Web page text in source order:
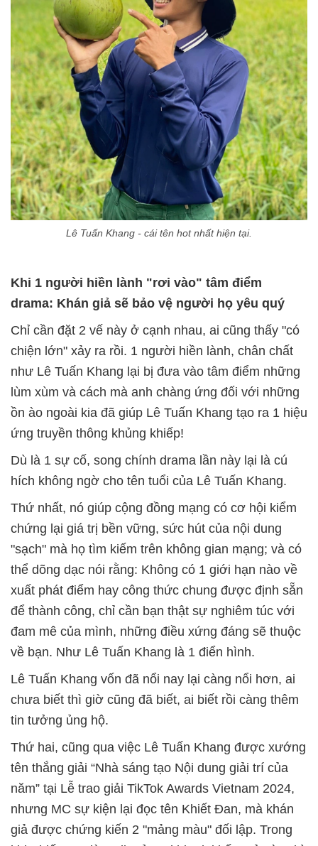
Lê Tuấn Khang - cái tên hot nhất hiện tại.
Khi 1 người hiền lành "rơi vào" tâm điểm
drama: Khán giả sẽ bảo vệ người họ yêu quý
Chỉ cần đặt 2 vế này ở cạnh nhau, ai cũng thấy "có
chiện lớn" xảy ra rồi. 1 người hiền lành, chân chất
như Lê Tuấn Khang lại bị đưa vào tâm điểm những
lùm xùm và cách mà anh chàng ứng đối với những
ồn ào ngoài kia đã giúp Lê Tuấn Khang tạo ra 1 hiệu
ứng truyền thông khủng khiếp!
Dù là 1 sự cố, song chính drama lần này lại là cú
hích không ngờ cho tên tuổi của Lê Tuấn Khang.
Thứ nhất, nó giúp cộng đồng mạng có cơ hội kiểm
chứng lại giá trị bền vững, sức hút của nội dung
"sạch" mà họ tìm kiếm trên không gian mạng; và có
thể dõng dạc nói rằng: Không có 1 giới hạn nào về
xuất phát điểm hay công thức chung được định sẵn
để thành công, chỉ cần bạn thật sự nghiêm túc với
đam mê của mình, những điều xứng đáng sẽ thuộc
về bạn. Như Lê Tuấn Khang là 1 điển hình.
Lê Tuấn Khang vốn đã nổi nay lại càng nổi hơn, ai
chưa biết thì giờ cũng đã biết, ai biết rồi càng thêm
tin tưởng ủng hộ.
Thứ hai, cũng qua việc Lê Tuấn Khang được xướng
tên thắng giải “Nhà sáng tạo Nội dung giải trí của
năm” tại Lễ trao giải TikTok Awards Vietnam 2024,
nhưng MC sự kiện lại đọc tên Khiết Đan, mà khán
giả được chứng kiến 2 "mảng màu" đối lập. Trong